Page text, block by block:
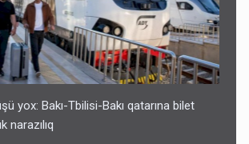
Abel Məhərrəmovun oğludur - DOSYE
yox: Bakı-Tbilisi-Bakı qatarına bilet
narazılıq